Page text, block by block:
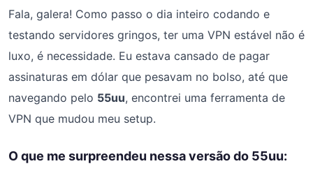
Fala, galera! Como passo o dia inteiro codando e
testando servidores gringos, ter uma VPN estável não é
luxo, é necessidade. Eu estava cansado de pagar
assinaturas em dólar que pesavam no bolso, até que
navegando pelo 55uu, encontrei uma ferramenta de
VPN que mudou meu setup.
O que me surpreendeu nessa versão do 55uu: